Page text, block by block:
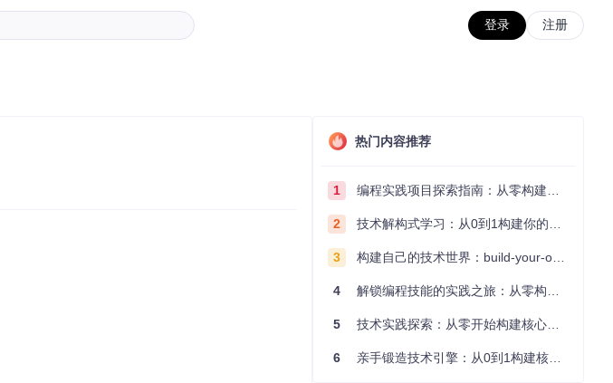
登录 注册
热门内容推荐
1 编程实践项目探索指南：从零构建技术能力体系
2 技术解构式学习：从0到1构建你的编程知识体系
3 构建自己的技术世界：build-your-own-x项目的实践探索指南
4 解锁编程技能的实践之旅：从零构建你的技术世界
5 技术实践探索：从零开始构建核心系统的实践指南
6 亲手锻造技术引擎：从0到1构建核心系统的实践指南